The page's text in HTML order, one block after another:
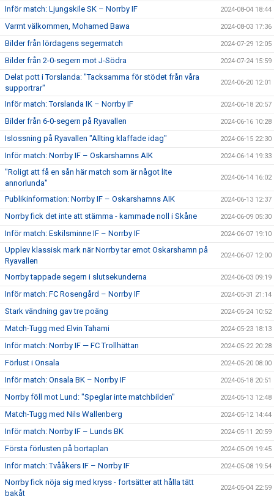
Inför match: Ljungskile SK – Norrby IF 2024-08-04 18:44
Varmt välkommen, Mohamed Bawa 2024-08-03 17:36
Bilder från lördagens segermatch 2024-07-29 12:05
Bilder från 2-0-segern mot J-Södra 2024-07-24 15:59
Delat pott i Torslanda: "Tacksamma för stödet från våra
supportrar"
2024-06-20 12:01
Inför match: Torslanda IK – Norrby IF 2024-06-18 20:57
Bilder från 6-0-segern på Ryavallen 2024-06-16 10:28
Islossning på Ryavallen "Allting klaffade idag" 2024-06-15 22:30
Inför match: Norrby IF – Oskarshamns AIK 2024-06-14 19:33
"Roligt att få en sån här match som är något lite
annorlunda"
2024-06-14 16:02
Publikinformation: Norrby IF – Oskarshamns AIK 2024-06-13 12:37
Norrby fick det inte att stämma - kammade noll i Skåne 2024-06-09 05:30
Inför match: Eskilsminne IF – Norrby IF 2024-06-07 19:10
Upplev klassisk mark när Norrby tar emot Oskarshamn på
Ryavallen
2024-06-07 12:00
Norrby tappade segern i slutsekunderna 2024-06-03 09:19
Inför match: FC Rosengård – Norrby IF 2024-05-31 21:14
Stark vändning gav tre poäng 2024-05-24 10:52
Match-Tugg med Elvin Tahami 2024-05-23 18:13
Inför match: Norrby IF — FC Trollhättan 2024-05-22 20:28
Förlust i Onsala 2024-05-20 08:00
Inför match: Onsala BK – Norrby IF 2024-05-18 20:51
Norrby föll mot Lund: "Speglar inte matchbilden" 2024-05-13 12:48
Match-Tugg med Nils Wallenberg 2024-05-12 14:44
Inför match: Norrby IF – Lunds BK 2024-05-11 20:59
Första förlusten på bortaplan 2024-05-09 19:45
Inför match: Tvååkers IF – Norrby IF 2024-05-08 19:54
Norrby fick nöja sig med kryss - fortsätter att hålla tätt
bakåt
2024-05-04 22:59